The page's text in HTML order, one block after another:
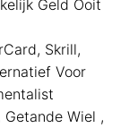
Geld Ooit
Skrill,
Voor
Wiel ,